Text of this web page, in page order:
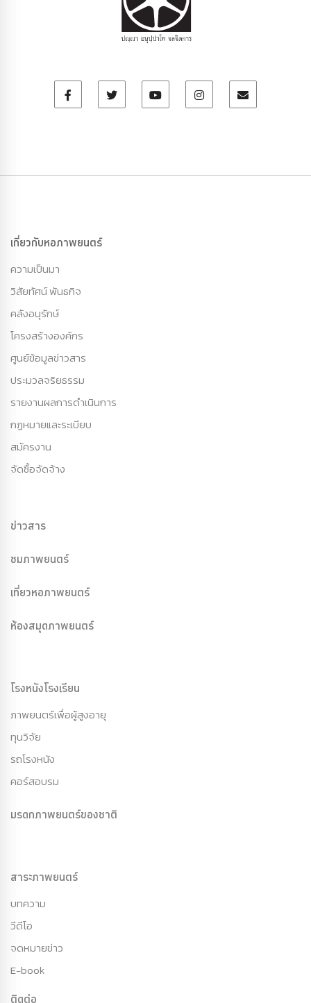
เกี่ยวกับหอภาพยนตร์
ความเป็นมา
วิสัยทัศน์ พันธกิจ
คลังอนุรักษ์
โครงสร้างองค์กร
ศูนย์ข้อมูลข่าวสาร
ประมวลจริยธรรม
รายงานผลการดำเนินการ
กฏหมายและระเบียบ
สมัครงาน
จัดซื้อจัดจ้าง
ข่าวสาร
ชมภาพยนตร์
เที่ยวหอภาพยนตร์
ห้องสมุดภาพยนตร์
โรงหนังโรงเรียน
ภาพยนตร์เพื่อผู้สูงอายุ
ทุนวิจัย
รถโรงหนัง
คอร์สอบรม
มรดกภาพยนตร์ของชาติ
สาระภาพยนตร์
บทความ
วีดีโอ
จดหมายข่าว
E-book
ติดต่อ